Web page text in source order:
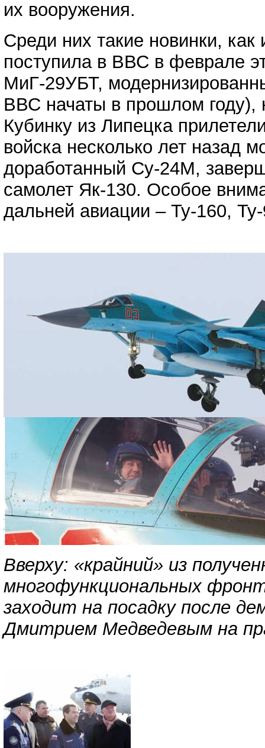
их вооружения.
Среди них такие новинки,
поступила в ВВС в феврале
МиГ-29УБТ,
ВВС начаты в прошлом году),
Кубинку из Липецка
войска несколько лет
доработанный Су-24М,
самолет Як-130. Особое
дальней авиации – Ту-160,
Вверху: «крайний» из
многофункциональных
заходит на посадку после
Дмитрием Медведевым на